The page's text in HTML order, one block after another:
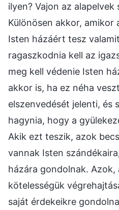
ilyen? Vajon az alapelvek
Különösen akkor, amikor
Isten házáért tesz
ragaszkodnia kell az
meg kell védenie Isten
akkor is, ha ez néha
elszenvedését jelenti, és
hagynia, hogy a
Akik ezt teszik, azok
vannak Isten
házára gondolnak. Azok,
kötelességük
saját érdekeikre